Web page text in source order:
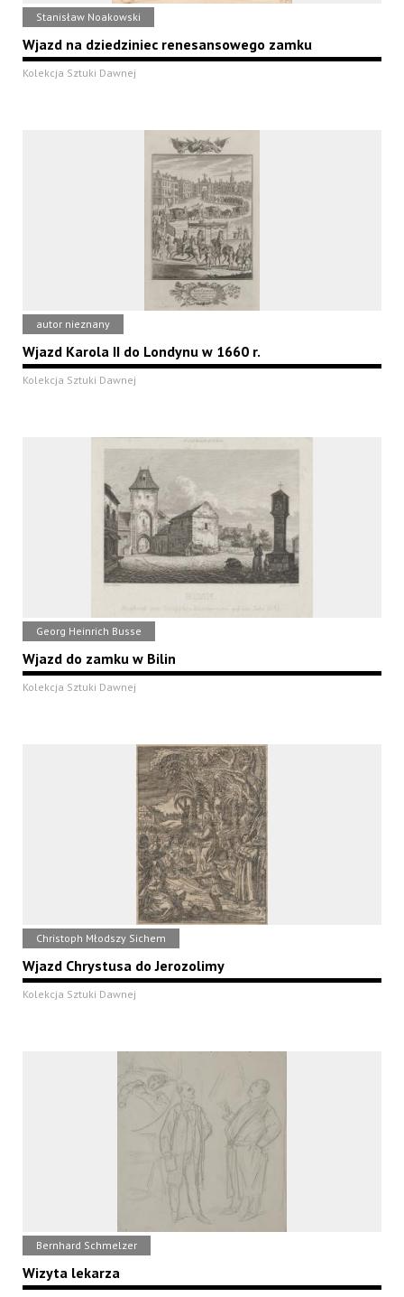
Stanisław Noakowski
Wjazd na dziedziniec renesansowego zamku
Kolekcja Sztuki Dawnej
autor nieznany
Wjazd Karola II do Londynu w 1660 r.
Kolekcja Sztuki Dawnej
Georg Heinrich Busse
Wjazd do zamku w Bilin
Kolekcja Sztuki Dawnej
Christoph Młodszy Sichem
Wjazd Chrystusa do Jerozolimy
Kolekcja Sztuki Dawnej
Bernhard Schmelzer
Wizyta lekarza